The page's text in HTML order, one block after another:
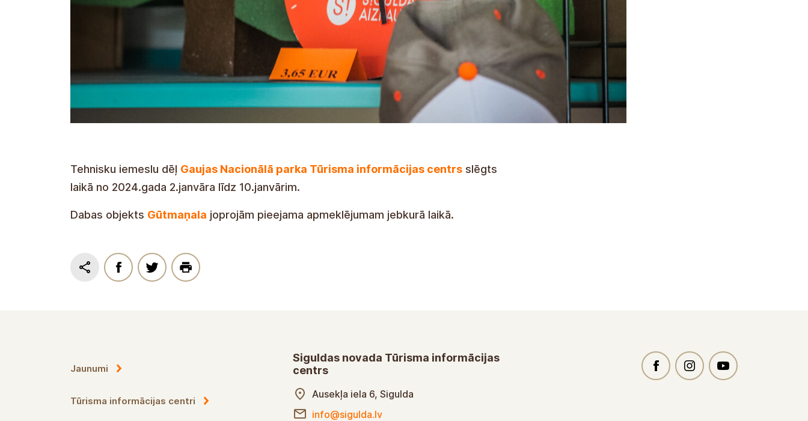
Tehnisku iemeslu dēļ Gaujas Nacionālā parka Tūrisma informācijas centrs slēgts
laikā no 2024.gada 2.janvāra līdz 10.janvārim.
Dabas objekts Gūtmaņala joprojām pieejama apmeklējumam jebkurā laikā.
Jaunumi
Tūrisma informācijas centri
Siguldas novada Tūrisma informācijas
centrs
Ausekļa iela 6, Sigulda
info@sigulda.lv